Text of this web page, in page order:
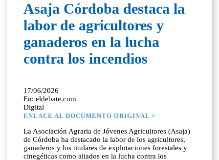
Asaja Córdoba destaca la
labor de agricultores y
ganaderos en la lucha
contra los incendios
17/06/2026
En: eldebate.com
Digital
ENLACE AL DOCUMENTO ORIGINAL >
La Asociación Agraria de Jóvenes Agricultores (Asaja)
de Córdoba ha destacado la labor de los agricultores,
ganaderos y los titulares de explotaciones forestales y
cinegéticas como aliados en la lucha contra los